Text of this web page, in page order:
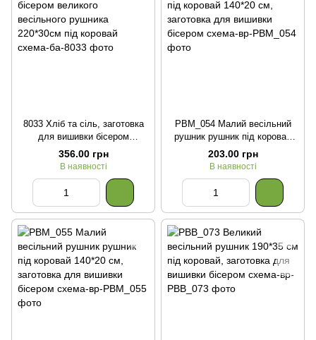
8033 Хліб та сіль, заготовка
для вишивки бісером
великого весільного рушника
220*30см під коровай
356.00 грн
В наявності
РВМ_054 Малий весільний
рушник рушник під коровай
140*20 см, заготовка для
вишивки бісером
203.00 грн
В наявності